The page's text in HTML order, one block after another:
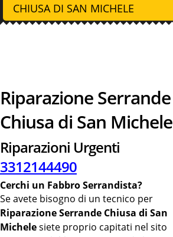
CHIUSA DI SAN MICHELE
Riparazione Serrande
Chiusa di San Michele
Riparazioni Urgenti
3312144490
Cerchi un Fabbro Serrandista?
Se avete bisogno di un tecnico per
Riparazione Serrande Chiusa di San
Michelesiete proprio capitati nel sito